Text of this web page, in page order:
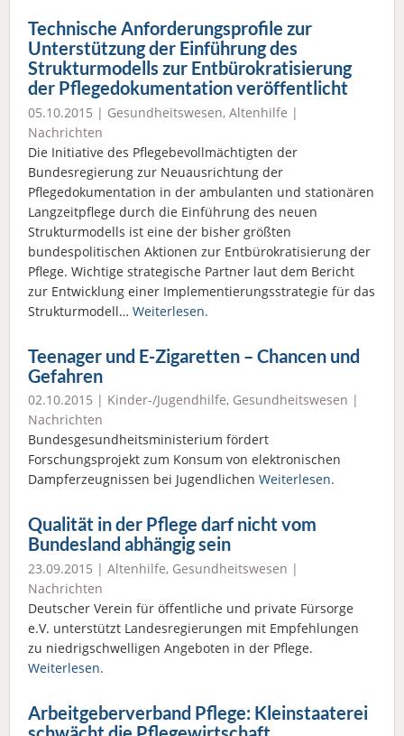
Technische Anforderungsprofile zur
Unterstützung der Einführung des
Strukturmodells zur Entbürokratisierung
der Pflegedokumentation veröffentlicht
05.10.2015 | Gesundheitswesen, Altenhilfe |
Nachrichten
Die Initiative des Pflegebevollmächtigten der
Bundesregierung zur Neuausrichtung der
Pflegedokumentation in der ambulanten und stationären
Langzeitpflege durch die Einführung des neuen
Strukturmodells ist eine der bisher größten
bundespolitischen Aktionen zur Entbürokratisierung der
Pflege. Wichtige strategische Partner laut dem Bericht
zur Entwicklung einer Implementierungsstrategie für das
Strukturmodell… Weiterlesen.
Teenager und E-Zigaretten – Chancen und
Gefahren
02.10.2015 | Kinder-/Jugendhilfe, Gesundheitswesen |
Nachrichten
Bundesgesundheitsministerium fördert
Forschungsprojekt zum Konsum von elektronischen
Dampferzeugnissen bei Jugendlichen Weiterlesen.
Qualität in der Pflege darf nicht vom
Bundesland abhängig sein
23.09.2015 | Altenhilfe, Gesundheitswesen |
Nachrichten
Deutscher Verein für öffentliche und private Fürsorge
e.V. unterstützt Landesregierungen mit Empfehlungen
zu niedrigschwelligen Angeboten in der Pflege.
Weiterlesen.
Arbeitgeberverband Pflege: Kleinstaaterei